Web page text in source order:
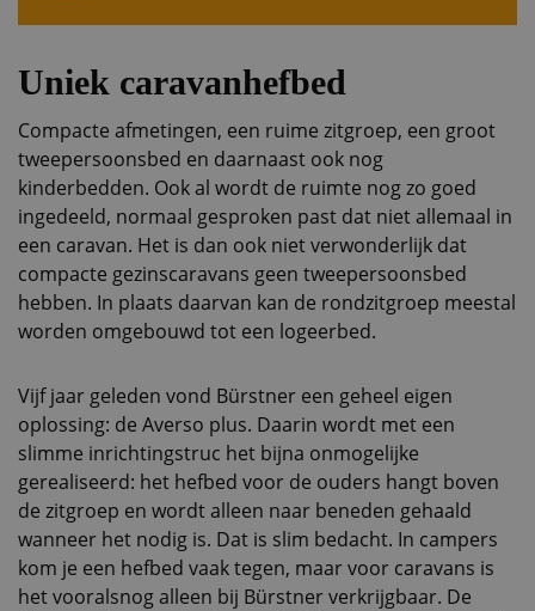
Uniek caravanhefbed
Compacte afmetingen, een ruime zitgroep, een groot
tweepersoonsbed en daarnaast ook nog
kinderbedden. Ook al wordt de ruimte nog zo goed
ingedeeld, normaal gesproken past dat niet allemaal in
een caravan. Het is dan ook niet verwonderlijk dat
compacte gezinscaravans geen tweepersoonsbed
hebben. In plaats daarvan kan de rondzitgroep meestal
worden omgebouwd tot een logeerbed.
Vijf jaar geleden vond Bürstner een geheel eigen
oplossing: de Averso plus. Daarin wordt met een
slimme inrichtingstruc het bijna onmogelijke
gerealiseerd: het hefbed voor de ouders hangt boven
de zitgroep en wordt alleen naar beneden gehaald
wanneer het nodig is. Dat is slim bedacht. In campers
kom je een hefbed vaak tegen, maar voor caravans is
het vooralsnog alleen bij Bürstner verkrijgbaar. De